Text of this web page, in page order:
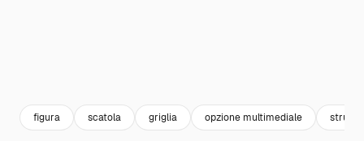
figura scatola griglia opzione multimediale